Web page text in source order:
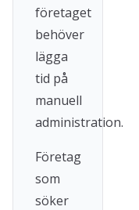
företaget
behöver
lägga
tid på
manuell
administration.
Företag
som
söker